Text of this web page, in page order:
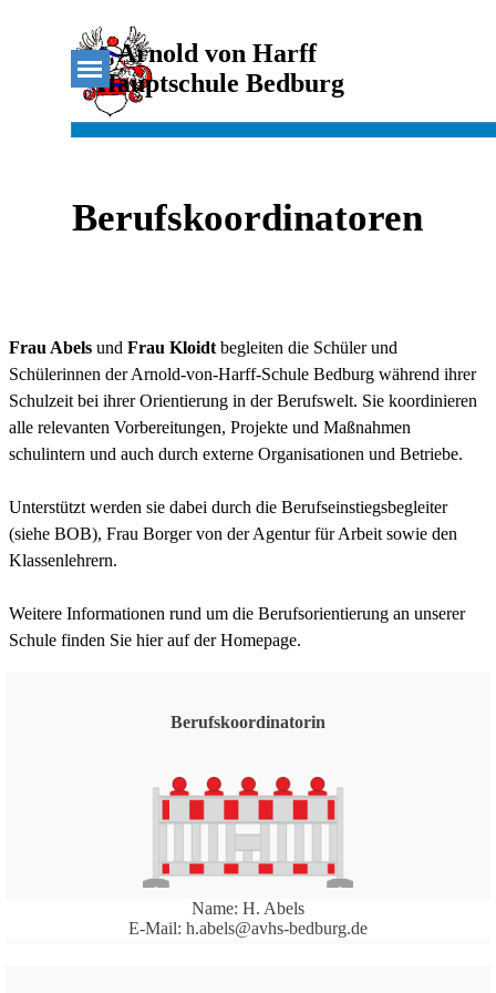
Arnold von Harff
Hauptschule Bedburg
Menü überspringen
Berufskoordinatoren
Frau Abels und Frau Kloidt begleiten die Schüler und
Schülerinnen der Arnold-von-Harff-Schule Bedburg während ihrer
Schulzeit bei ihrer Orientierung in der Berufswelt. Sie koordinieren
alle relevanten Vorbereitungen, Projekte und Maßnahmen
schulintern und auch durch externe Organisationen und Betriebe.
Unterstützt werden sie dabei durch die Berufseinstiegsbegleiter
(siehe BOB), Frau Borger von der Agentur für Arbeit sowie den
Klassenlehrern.
Weitere Informationen rund um die Berufsorientierung an unserer
Schule finden Sie hier auf der Homepage.
Berufskoordinatorin
Name: H. Abels
E-Mail: h.abels@avhs-bedburg.de